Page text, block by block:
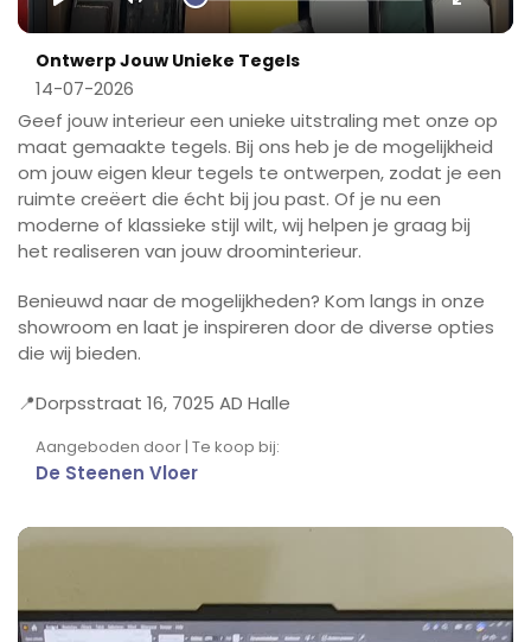
Play Mute Enter
Ontwerp Jouw Unieke Tegels
14-07-2026
Geef jouw interieur een unieke uitstraling met onze op
maat gemaakte tegels. Bij ons heb je de mogelijkheid
om jouw eigen kleur tegels te ontwerpen, zodat je een
ruimte creëert die écht bij jou past. Of je nu een
moderne of klassieke stijl wilt, wij helpen je graag bij
het realiseren van jouw droominterieur.
Benieuwd naar de mogelijkheden? Kom langs in onze
showroom en laat je inspireren door de diverse opties
die wij bieden.
📍Dorpsstraat 16, 7025 AD Halle
Aangeboden door | Te koop bij:
De Steenen Vloer